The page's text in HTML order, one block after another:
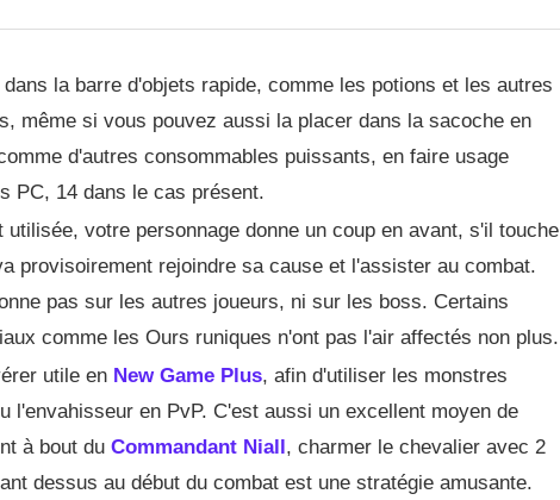
la barre d'objets rapide, comme les potions et les autres
même si vous pouvez aussi la placer dans la sacoche en
d'autres consommables puissants, en faire usage
PC, 14 dans le cas présent.
utilisée, votre personnage donne un coup en avant, s'il touche
provisoirement rejoindre sa cause et l'assister au combat.
pas sur les autres joueurs, ni sur les boss. Certains
comme les Ours runiques n'ont pas l'air affectés non plus.
utile en New Game Plus, afin d'utiliser les monstres
l'envahisseur en PvP. C'est aussi un excellent moyen de
à bout du Commandant Niall, charmer le chevalier avec 2
dessus au début du combat est une stratégie amusante.